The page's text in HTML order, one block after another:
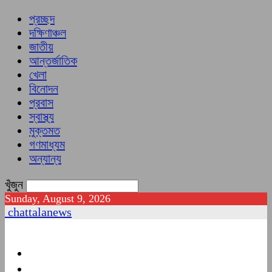
প্রচ্ছদ
দক্ষিণাঞ্চল
জাতীয়
আন্তর্জাতিক
খেলা
বিনোদন
প্রবাস
স্বাস্থ্য
মুক্তমত
গণমাধ্যম
অন্যান্য
খুঁজুন
Sunday, August 9, 2026
chattalanews